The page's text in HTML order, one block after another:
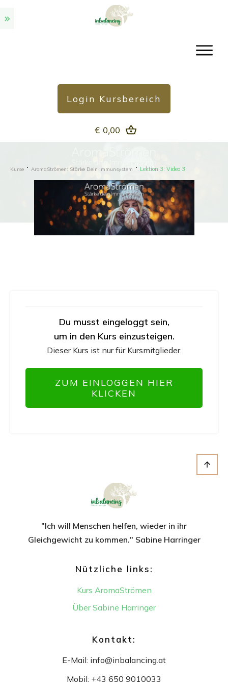
Login Kursbereich
€ 0,00
Kurse AromaStrömen: Stärke Dein Immunsystem Lektion 3: Video 3
Du musst eingeloggt sein,
um in den Kurs einzusteigen.
Dieser Kurs ist nur für Kursmitglieder.
ZUM EINLOGGEN HIER
KLICKEN
"Ich will Menschen helfen, wieder in ihr
Gleichgewicht zu kommen." Sabine Harringer
Nützliche links:
Kurs AromaStrömen
Über Sabine Harringer
Kontakt:
E-Mail: info@inbalancing.at
Mobil: +43 650 9010033